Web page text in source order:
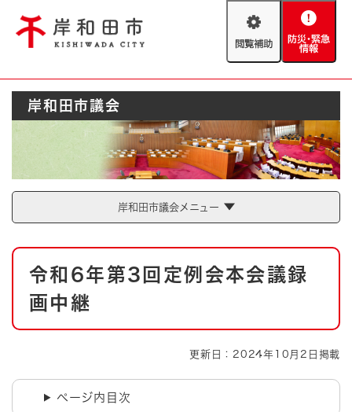
閲
助
防
緊
情
報
Foreign language
やさしい日本語
とじる
防災・緊急情報
ハザードマップ AED設置箇所
とじる
岸和田市議会
岸和田市議会メニュー
本
令和6年第3回定例会本会議録
画中継
更新日：2024年10月2日掲載
ページ内目次